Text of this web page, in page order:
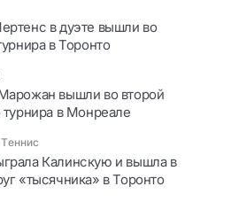
в дуэте вышли во
в Торонто
вышли во второй
турнира в Монреале
Теннис
Калинскую и вышла в
«тысячника» в Торонто